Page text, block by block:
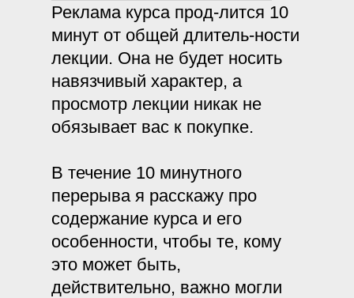
Реклама курса прод-лится 10
минут от общей длитель-ности
лекции. Она не будет носить
навязчивый характер, а
просмотр лекции никак не
обязывает вас к покупке.
В течение 10 минутного
перерыва я расскажу про
содержание курса и его
особенности, чтобы те, кому
это может быть,
действительно, важно могли